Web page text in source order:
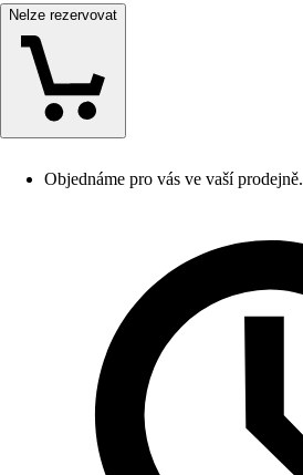
Nelze rezervovat
Objednáme pro vás ve vaší prodejně.